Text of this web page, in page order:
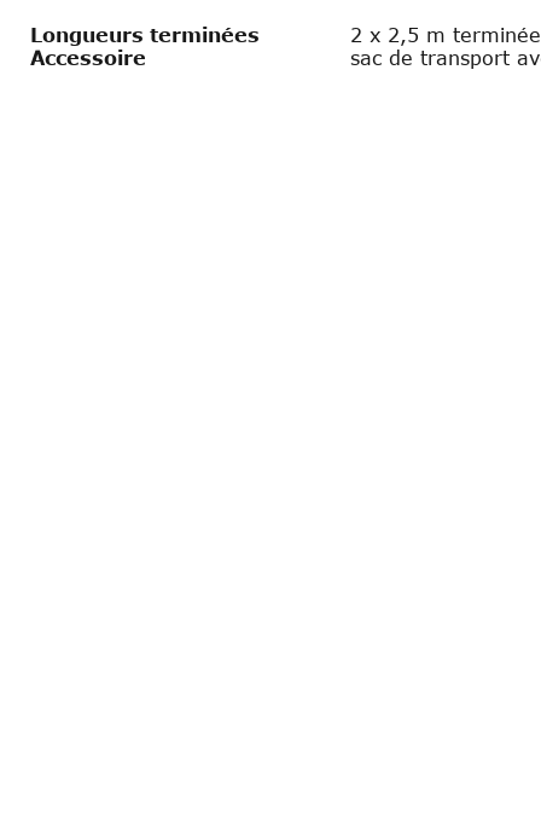
Longueurs terminées
2 x 2,5 m
Accessoire
sac de transport